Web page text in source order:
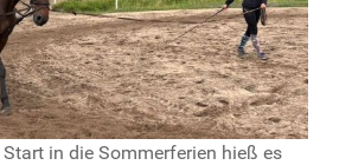
in die Sommerferien hieß es